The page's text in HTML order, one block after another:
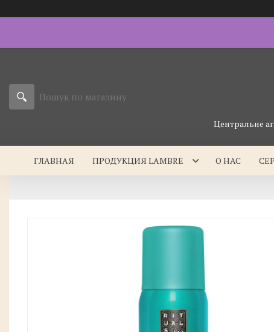
Центральне
ГЛАВНАЯ ПРОДУКЦИЯ LAMBRE О НАС